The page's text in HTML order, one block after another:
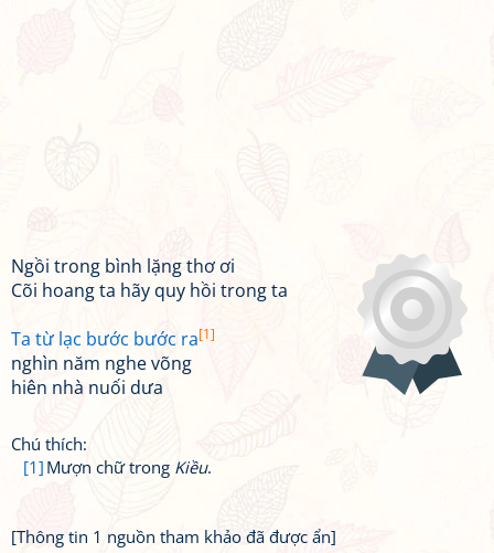
Ngồi trong bình lặng thơ ơi
Cõi hoang ta hãy quy hồi trong ta
Ta từ lạc bước bước ra[1]
nghìn năm nghe võng
hiên nhà nuối dưa
Chú thích:
[1] Mượn chữ trong Kiều.
[Thông tin 1 nguồn tham khảo đã được ẩn]